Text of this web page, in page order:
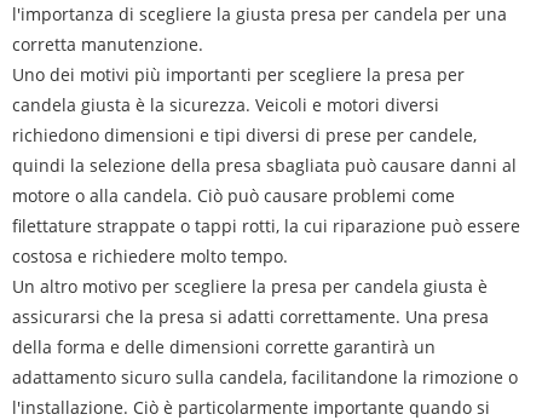
l'importanza di scegliere la giusta presa per candela per una
corretta manutenzione.
Uno dei motivi più importanti per scegliere la presa per
candela giusta è la sicurezza. Veicoli e motori diversi
richiedono dimensioni e tipi diversi di prese per candele,
quindi la selezione della presa sbagliata può causare danni al
motore o alla candela. Ciò può causare problemi come
filettature strappate o tappi rotti, la cui riparazione può essere
costosa e richiedere molto tempo.
Un altro motivo per scegliere la presa per candela giusta è
assicurarsi che la presa si adatti correttamente. Una presa
della forma e delle dimensioni corrette garantirà un
adattamento sicuro sulla candela, facilitandone la rimozione o
l'installazione. Ciò è particolarmente importante quando si